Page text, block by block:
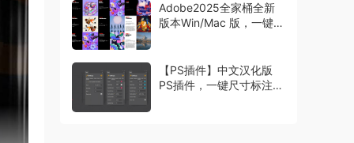
Adobe2025全家桶全新
版本Win/Mac 版，一键安
【PS插件】中文汉化版
PS插件，一键尺寸标注工